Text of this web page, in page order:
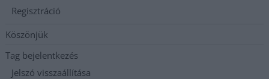
Regisztráció
Köszönjük
Tag bejelentkezés
Jelszó visszaállítása